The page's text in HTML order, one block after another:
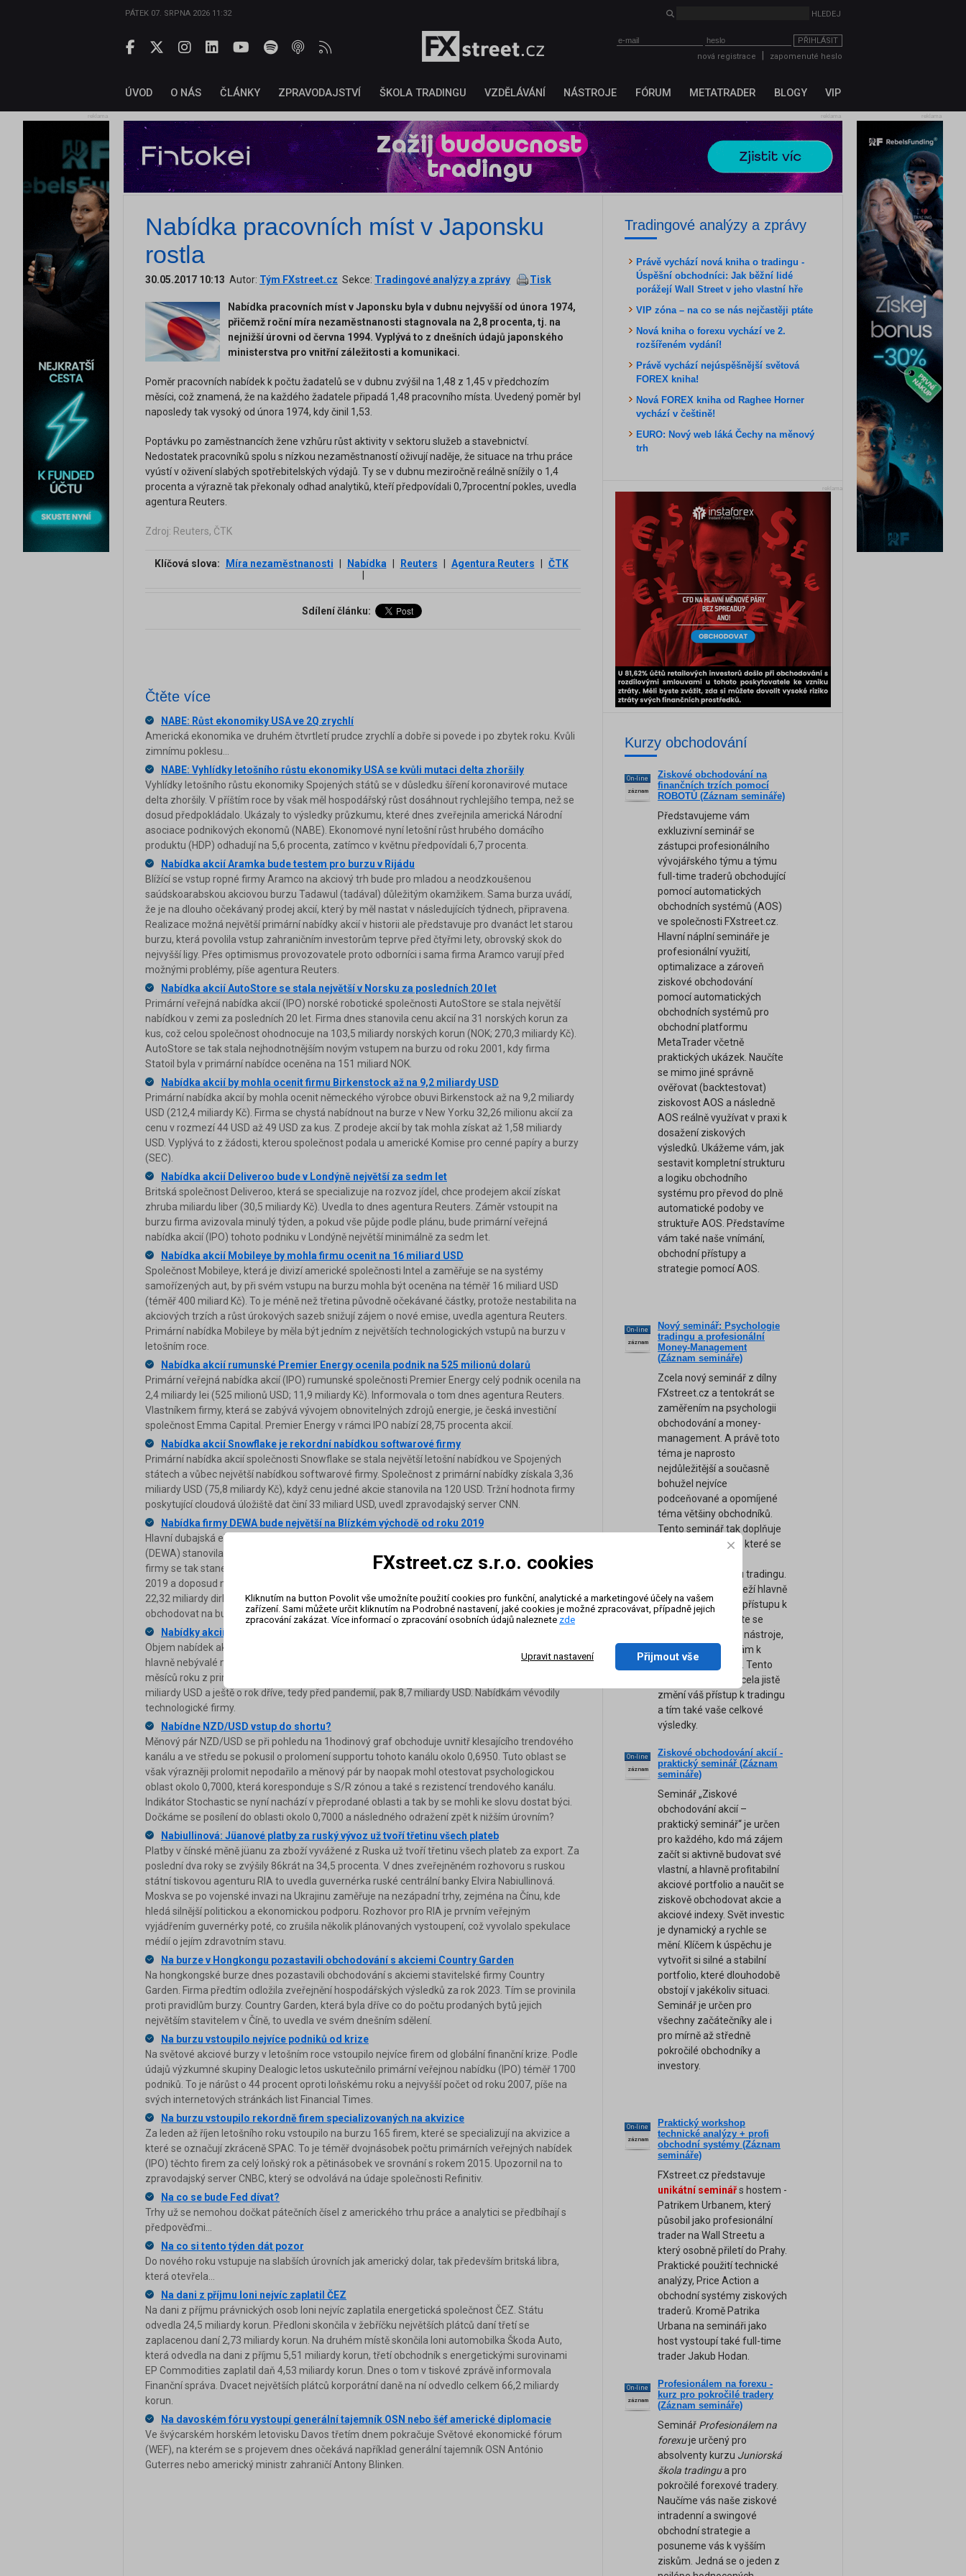
PÁTEK 07. SRPNA 2026 11:32 HLEDEJ
PŘIHLÁSIT
nová registrace
zapomenuté heslo
ÚVOD O NÁS ČLÁNKY ZPRAVODAJSTVÍ ŠKOLA TRADINGU VZDĚLÁVÁNÍ NÁSTROJE FÓRUM METATRADER BLOGY VIP
reklama reklama
reklama
Nabídka pracovních míst v Japonsku
rostla
30.05.2017 10:13 Autor: Tým FXstreet.cz Sekce: Tradingové analýzy a zprávy Tisk
Nabídka pracovních míst v Japonsku byla v dubnu nejvyšší od února 1974,
přičemž roční míra nezaměstnanosti stagnovala na 2,8 procenta, tj. na
nejnižší úrovni od června 1994. Vyplývá to z dnešních údajů japonského
ministerstva pro vnitřní záležitosti a komunikaci.
Poměr pracovních nabídek k počtu žadatelů se v dubnu zvýšil na 1,48 z 1,45 v předchozím
měsíci, což znamená, že na každého žadatele připadá 1,48 pracovního místa. Uvedený poměr byl
naposledy tak vysoký od února 1974, kdy činil 1,53.
Poptávku po zaměstnancích žene vzhůru růst aktivity v sektoru služeb a stavebnictví.
Nedostatek pracovníků spolu s nízkou nezaměstnaností oživují naděje, že situace na trhu práce
vyústí v oživení slabých spotřebitelských výdajů. Ty se v dubnu meziročně reálně snížily o 1,4
procenta a výrazně tak překonaly odhad analytiků, kteří předpovídali 0,7procentní pokles, uvedla
agentura Reuters.
Zdroj: Reuters, ČTK
Klíčová slova: Míra nezaměstnanosti Nabídka Reuters Agentura Reuters
ČTK
Sdílení článku:
Čtěte více
NABE: Růst ekonomiky USA ve 2Q zrychlí
Americká ekonomika ve druhém čtvrtletí prudce zrychlí a dobře si povede i po zbytek roku. Kvůli
zimnímu poklesu...
NABE: Vyhlídky letošního růstu ekonomiky USA se kvůli mutaci delta zhoršily
Vyhlídky letošního růstu ekonomiky Spojených států se v důsledku šíření koronavirové mutace
delta zhoršily. V příštím roce by však měl hospodářský růst dosáhnout rychlejšího tempa, než se
dosud předpokládalo. Ukázaly to výsledky průzkumu, které dnes zveřejnila americká Národní
asociace podnikových ekonomů (NABE). Ekonomové nyní letošní růst hrubého domácího
produktu (HDP) odhadují na 5,6 procenta, zatímco v květnu předpovídali 6,7 procenta.
Nabídka akcií Aramka bude testem pro burzu v Rijádu
Blížící se vstup ropné firmy Aramco na akciový trh bude pro mladou a neodzkoušenou
saúdskoarabskou akciovou burzu Tadawul (tadával) důležitým okamžikem. Sama burza uvádí,
že je na dlouho očekávaný prodej akcií, který by měl nastat v následujících týdnech, připravena.
Realizace možná největší primární nabídky akcií v historii ale představuje pro dvanáct let starou
burzu, která povolila vstup zahraničním investorům teprve před čtyřmi lety, obrovský skok do
nejvyšší ligy. Přes optimismus provozovatele proto odborníci i sama firma Aramco varují před
možnými problémy, píše agentura Reuters.
Nabídka akcií AutoStore se stala největší v Norsku za posledních 20 let
Primární veřejná nabídka akcií (IPO) norské robotické společnosti AutoStore se stala největší
nabídkou v zemi za posledních 20 let. Firma dnes stanovila cenu akcií na 31 norských korun za
kus, což celou společnost ohodnocuje na 103,5 miliardy norských korun (NOK; 270,3 miliardy Kč).
AutoStore se tak stala nejhodnotnějším novým vstupem na burzu od roku 2001, kdy firma
Statoil byla v primární nabídce oceněna na 151 miliard NOK.
Nabídka akcií by mohla ocenit firmu Birkenstock až na 9,2 miliardy USD
Primární nabídka akcií by mohla ocenit německého výrobce obuvi Birkenstock až na 9,2 miliardy
USD (212,4 miliardy Kč). Firma se chystá nabídnout na burze v New Yorku 32,26 milionu akcií za
cenu v rozmezí 44 USD až 49 USD za kus. Z prodeje akcií by tak mohla získat až 1,58 miliardy
USD. Vyplývá to z žádosti, kterou společnost podala u americké Komise pro cenné papíry a burzy
(SEC).
Nabídka akcií Deliveroo bude v Londýně největší za sedm let
Britská společnost Deliveroo, která se specializuje na rozvoz jídel, chce prodejem akcií získat
zhruba miliardu liber (30,5 miliardy Kč). Uvedla to dnes agentura Reuters. Záměr vstoupit na
burzu firma avizovala minulý týden, a pokud vše půjde podle plánu, bude primární veřejná
nabídka akcií (IPO) tohoto podniku v Londýně největší minimálně za sedm let.
Nabídka akcií Mobileye by mohla firmu ocenit na 16 miliard USD
Společnost Mobileye, která je divizí americké společnosti Intel a zaměřuje se na systémy
samořízených aut, by při svém vstupu na burzu mohla být oceněna na téměř 16 miliard USD
(téměř 400 miliard Kč). To je méně než třetina původně očekávané částky, protože nestabilita na
akciových trzích a růst úrokových sazeb snižují zájem o nové emise, uvedla agentura Reuters.
Primární nabídka Mobileye by měla být jedním z největších technologických vstupů na burzu v
letošním roce.
Nabídka akcií rumunské Premier Energy ocenila podnik na 525 milionů dolarů
Primární veřejná nabídka akcií (IPO) rumunské společnosti Premier Energy celý podnik ocenila na
2,4 miliardy lei (525 milionů USD; 11,9 miliardy Kč). Informovala o tom dnes agentura Reuters.
Vlastníkem firmy, která se zabývá vývojem obnovitelných zdrojů energie, je česká investiční
společnost Emma Capital. Premier Energy v rámci IPO nabízí 28,75 procenta akcií.
Nabídka akcií Snowflake je rekordní nabídkou softwarové firmy
Primární nabídka akcií společnosti Snowflake se stala největší letošní nabídkou ve Spojených
státech a vůbec největší nabídkou softwarové firmy. Společnost z primární nabídky získala 3,36
miliardy USD (75,8 miliardy Kč), když cenu jedné akcie stanovila na 120 USD. Tržní hodnota firmy
poskytující cloudová úložiště dat činí 33 miliard USD, uvedl zpravodajský server CNN.
Nabídka firmy DEWA bude největší na Blízkém východě od roku 2019
Hlavní dubajská elektrárenská a vodárenská společnost Dubai Electricity and Water Authority
(DEWA) stanovila cenu pro primární nabídku akcií na horním konci plánovaného rozpětí. Nabídka
firmy se tak stane největší na Blízkém východě od rekordního vstupu firmy Saudi Aramco v roce
2019 a doposud největší nabídkou ve Spojených arabských emirátech. Z prodeje akcií získá
22,32 miliardy dirhamů (135,8 miliardy Kč), uvedla agentura Reuters. S akciemi se začne
obchodovat na burze v Dubaji 12. dubna.
Nabídky akcií v Evropě byly v pololetí nejvyšší za 14 let
Objem nabídek akcií v Evropě byl v prvním pololetí nejvyšší za posledních 14 let. Přispěly k tomu
hlavně nebývalé měnové stimuly. Podle údajů společnosti Refinitiv získaly firmy za prvních šest
měsíců roku z primárních nabídek v Evropě 43,2 miliardy USD (927,7 miliardy Kč). Loni to bylo 5,4
miliardy USD a ještě o rok dříve, tedy před pandemií, pak 8,7 miliardy USD. Nabídkám vévodily
technologické firmy.
Nabídne NZD/USD vstup do shortu?
Měnový pár NZD/USD se při pohledu na 1hodinový graf obchoduje uvnitř klesajícího trendového
kanálu a ve středu se pokusil o prolomení supportu tohoto kanálu okolo 0,6950. Tuto oblast se
však výrazněji prolomit nepodařilo a měnový pár by naopak mohl otestovat psychologickou
oblast okolo 0,7000, která koresponduje s S/R zónou a také s rezistencí trendového kanálu.
Indikátor Stochastic se nyní nachází v přeprodané oblasti a tak by se mohli ke slovu dostat býci.
Dočkáme se posílení do oblasti okolo 0,7000 a následného odražení zpět k nižším úrovním?
Nabiullinová: Jüanové platby za ruský vývoz už tvoří třetinu všech plateb
Platby v čínské měně jüanu za zboží vyvážené z Ruska už tvoří třetinu všech plateb za export. Za
poslední dva roky se zvýšily 86krát na 34,5 procenta. V dnes zveřejněném rozhovoru s ruskou
státní tiskovou agenturu RIA to uvedla guvernérka ruské centrální banky Elvira Nabiullinová.
Moskva se po vojenské invazi na Ukrajinu zaměřuje na nezápadní trhy, zejména na Čínu, kde
hledá silnější politickou a ekonomickou podporu. Rozhovor pro RIA je prvním veřejným
vyjádřením guvernérky poté, co zrušila několik plánovaných vystoupení, což vyvolalo spekulace
médií o jejím zdravotním stavu.
Na burze v Hongkongu pozastavili obchodování s akciemi Country Garden
Na hongkongské burze dnes pozastavili obchodování s akciemi stavitelské firmy Country
Garden. Firma předtím odložila zveřejnění hospodářských výsledků za rok 2023. Tím se provinila
proti pravidlům burzy. Country Garden, která byla dříve co do počtu prodaných bytů jejich
největším stavitelem v Číně, to uvedla ve svém dnešním sdělení.
Na burzu vstoupilo nejvíce podniků od krize
Na světové akciové burzy v letošním roce vstoupilo nejvíce firem od globální finanční krize. Podle
údajů výzkumné skupiny Dealogic letos uskutečnilo primární veřejnou nabídku (IPO) téměř 1700
podniků. To je nárůst o 44 procent oproti loňskému roku a nejvyšší počet od roku 2007, píše na
svých internetových stránkách list Financial Times.
Na burzu vstoupilo rekordně firem specializovaných na akvizice
Za leden až říjen letošního roku vstoupilo na burzu 165 firem, které se specializují na akvizice a
které se označují zkráceně SPAC. To je téměř dvojnásobek počtu primárních veřejných nabídek
(IPO) těchto firem za celý loňský rok a pětinásobek ve srovnání s rokem 2015. Upozornil na to
zpravodajský server CNBC, který se odvolává na údaje společnosti Refinitiv.
Na co se bude Fed dívat?
Trhy už se nemohou dočkat pátečních čísel z amerického trhu práce a analytici se předbíhají s
předpověďmi...
Na co si tento týden dát pozor
Do nového roku vstupuje na slabších úrovních jak americký dolar, tak především britská libra,
která otevřela...
Na dani z příjmu loni nejvíc zaplatil ČEZ
Na dani z příjmu právnických osob loni nejvíc zaplatila energetická společnost ČEZ. Státu
odvedla 24,5 miliardy korun. Předloni skončila v žebříčku největších plátců daní třetí se
zaplacenou daní 2,73 miliardy korun. Na druhém místě skončila loni automobilka Škoda Auto,
která odvedla na dani z příjmu 5,51 miliardy korun, třetí obchodník s energetickými surovinami
EP Commodities zaplatil daň 4,53 miliardy korun. Dnes o tom v tiskové zprávě informovala
Finanční správa. Dvacet největších plátců korporátní daně na ní odvedlo celkem 66,2 miliardy
korun.
Na davoském fóru vystoupí generální tajemník OSN nebo šéf americké diplomacie
Ve švýcarském horském letovisku Davos třetím dnem pokračuje Světové ekonomické fórum
(WEF), na kterém se s projevem dnes očekává například generální tajemník OSN António
Guterres nebo americký ministr zahraničí Antony Blinken.
Tradingové analýzy a zprávy
Právě vychází nová kniha o tradingu -
Úspěšní obchodníci: Jak běžní lidé
porážejí Wall Street v jeho vlastní hře
VIP zóna – na co se nás nejčastěji ptáte
Nová kniha o forexu vychází ve 2.
rozšířeném vydání!
Právě vychází nejúspěšnější světová
FOREX kniha!
Nová FOREX kniha od Raghee Horner
vychází v češtině!
EURO: Nový web láká Čechy na měnový
trh
reklama
Kurzy obchodování
On-line
záznam
Ziskové obchodování na
finančních trzích pomocí
ROBOTŮ (Záznam semináře)
Představujeme vám
exkluzivní seminář se
zástupci profesionálního
vývojářského týmu a týmu
full-time traderů obchodující
pomocí automatických
obchodních systémů (AOS)
ve společnosti FXstreet.cz.
Hlavní náplní semináře je
profesionální využití,
optimalizace a zároveň
ziskové obchodování
pomocí automatických
obchodních systémů pro
obchodní platformu
MetaTrader včetně
praktických ukázek. Naučíte
se mimo jiné správně
ověřovat (backtestovat)
ziskovost AOS a následně
AOS reálně využívat v praxi k
dosažení ziskových
výsledků. Ukážeme vám, jak
sestavit kompletní strukturu
a logiku obchodního
systému pro převod do plně
automatické podoby ve
struktuře AOS. Představíme
vám také naše vnímání,
obchodní přístupy a
strategie pomocí AOS.
On-line
záznam
Nový seminář: Psychologie
tradingu a profesionální
Money-Management
(Záznam semináře)
Zcela nový seminář z dílny
FXstreet.cz a tentokrát se
zaměřením na psychologii
obchodování a money-
management. A právě toto
téma je naprosto
nejdůležitější a současně
bohužel nejvíce
podceňované a opomíjené
téma většiny obchodníků.
Tento seminář tak doplňuje
naše ostatní kurzy, které se
technickou stránku tradingu.
Úspěch tradera záleží hlavně
na jeho psychice a přístupu k
obchodování. Přijďte se
naučit ty nejsilnější nástroje,
tipy a rady, které vám k
úspěchu pomohou. Tento
unikátní seminář zcela jistě
změní váš přístup k tradingu
a tím také vaše celkové
výsledky.
On-line
záznam
Ziskové obchodování akcií -
praktický seminář (Záznam
semináře)
Seminář „Ziskové
obchodování akcií –
praktický seminář“ je určen
pro každého, kdo má zájem
začít si aktivně budovat své
vlastní, a hlavně profitabilní
akciové portfolio a naučit se
ziskově obchodovat akcie a
akciové indexy. Svět investic
je dynamický a rychle se
mění. Klíčem k úspěchu je
vytvořit si silné a stabilní
portfolio, které dlouhodobě
obstojí v jakékoliv situaci.
Seminář je určen pro
všechny začátečníky ale i
pro mírně až středně
pokročilé obchodníky a
investory.
On-line
záznam
Praktický workshop
technické analýzy + profi
obchodní systémy (Záznam
semináře)
FXstreet.cz představuje
unikátní seminářs hostem -
Patrikem Urbanem, který
působil jako profesionální
trader na Wall Streetu a
který osobně přiletí do Prahy.
Praktické použití technické
analýzy, Price Action a
obchodní systémy ziskových
traderů. Kromě Patrika
Urbana na semináři jako
host vystoupí také full-time
trader Jakub Hodan.
On-line
záznam
Profesionálem na forexu -
kurz pro pokročilé tradery
(Záznam semináře)
Seminář Profesionálem na
forexuje určený pro
absolventy kurzu Juniorská
škola tradingua pro
pokročilé forexové tradery.
Naučíme vás naše ziskové
intradenní a swingové
obchodní strategie a
posuneme vás k vyšším
ziskům. Jedná se o jeden z
FXstreet.cz s.r.o. cookies
Kliknutím na button Povolit vše umožníte použití cookies pro funkční, analytické a marketingové účely na vašem
zařízení. Sami můžete určit kliknutím na Podrobné nastavení, jaké cookies je možné zpracovávat, případně jejich
zpracování zakázat. Více informací o zpracování osobních údajů naleznete zde
Upravit nastavení Přijmout vše